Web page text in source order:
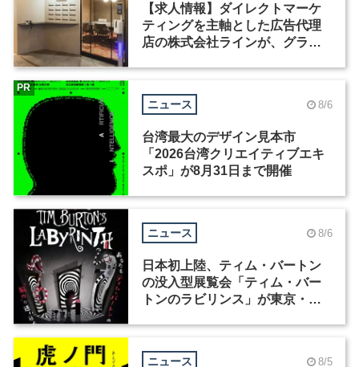
【求人情報】ダイレクトマーケ
ティングを主軸とした広告代理
店の株式会社ラインが、グラフ
ニュース 8/6
台湾最大のデザイン見本市
「2026台湾クリエイティブエキ
スポ」が8月31日まで開催
PR
ニュース 8/6
日本初上陸、ティム・バートン
の没入型展覧会「ティム・バー
トンのラビリンス」が東京・豊
ニュース 8/5